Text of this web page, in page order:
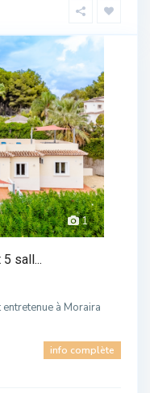
1
sall...
à Moraira
info complète